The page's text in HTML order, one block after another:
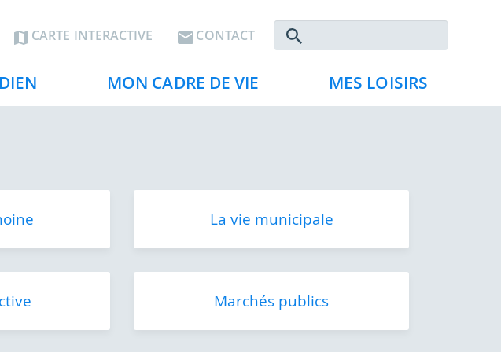
Rechercher
CARTE INTERACTIVE CONTACT
MON CADRE DE VIE MES LOISIRS
La vie municipale
Marchés publics